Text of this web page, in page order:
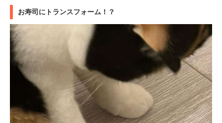
お寿司にトランスフォーム！？